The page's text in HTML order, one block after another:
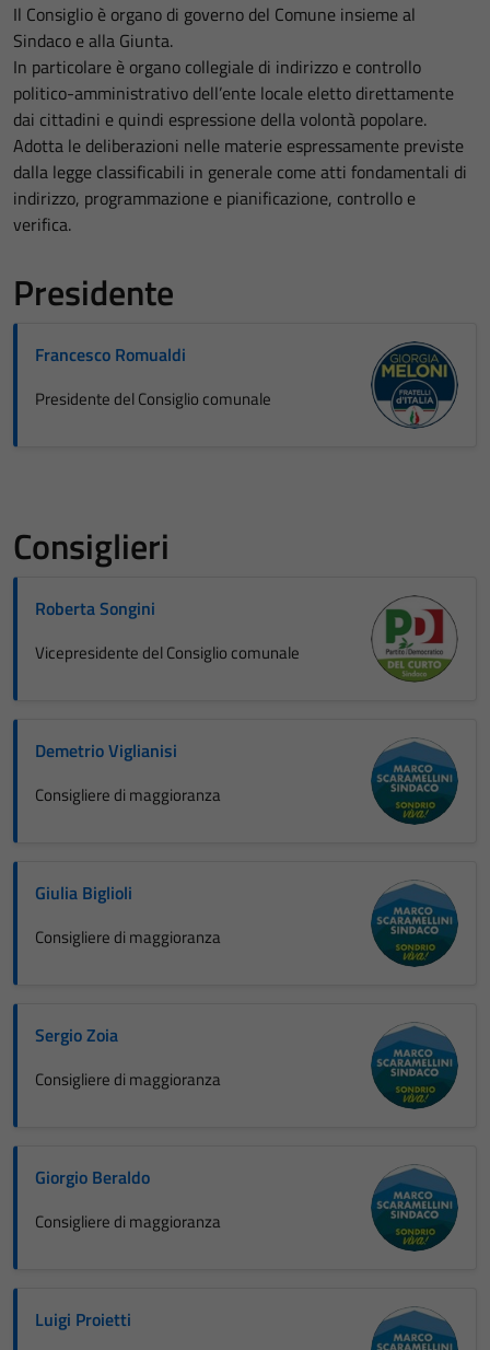
Il Consiglio è organo di governo del Comune insieme al
Sindaco e alla Giunta.
In particolare è organo collegiale di indirizzo e controllo
politico-amministrativo dell’ente locale eletto direttamente
dai cittadini e quindi espressione della volontà popolare.
Adotta le deliberazioni nelle materie espressamente previste
dalla legge classificabili in generale come atti fondamentali di
indirizzo, programmazione e pianificazione, controllo e
verifica.
Presidente
Francesco Romualdi
Presidente del Consiglio comunale
Consiglieri
Roberta Songini
Vicepresidente del Consiglio comunale
Demetrio Viglianisi
Consigliere di maggioranza
Giulia Biglioli
Consigliere di maggioranza
Sergio Zoia
Consigliere di maggioranza
Giorgio Beraldo
Consigliere di maggioranza
Luigi Proietti